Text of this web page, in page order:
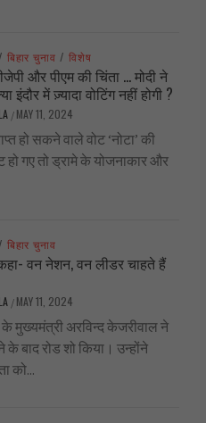
/ बिहार चुनाव / विशेष
और पीएम की चिंता … मोदी ने
इंदौर में ज़्यादा वोटिंग नहीं होगी ?
/ MAY 11, 2024
हो सकने वाले वोट ‘नोटा’ की
हो गए तो ड्रामे के योजनाकार और
/ बिहार चुनाव
वन नेशन, वन लीडर चाहते हैं
/ MAY 11, 2024
के मुख्यमंत्री अरविन्द केजरीवाल ने
बाद रोड शो किया। उन्होंने
को...